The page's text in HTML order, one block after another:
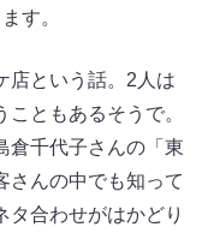
す。
店という話。2人は
ともあるそうで。
倉千代子さんの「東
さんの中でも知って
タ合わせがはかどり